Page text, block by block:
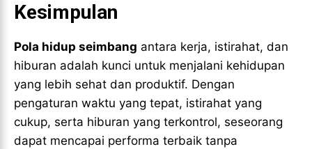
Kesimpulan
Pola hidup seimbang antara kerja, istirahat, dan
hiburan adalah kunci untuk menjalani kehidupan
yang lebih sehat dan produktif. Dengan
pengaturan waktu yang tepat, istirahat yang
cukup, serta hiburan yang terkontrol, seseorang
dapat mencapai performa terbaik tanpa